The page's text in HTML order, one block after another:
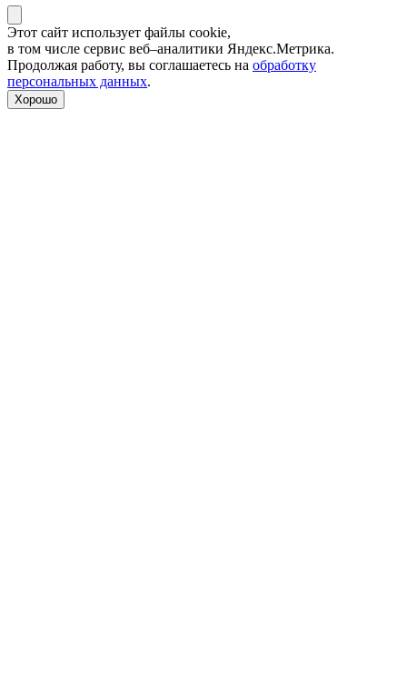
Этот сайт использует файлы cookie,
в том числе сервис веб–аналитики Яндекс.Метрика.
Продолжая работу, вы соглашаетесь на обработку
персональных данных.
Хорошо